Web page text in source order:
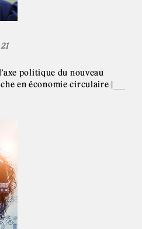
politique du nouveau
en économie circulaire |